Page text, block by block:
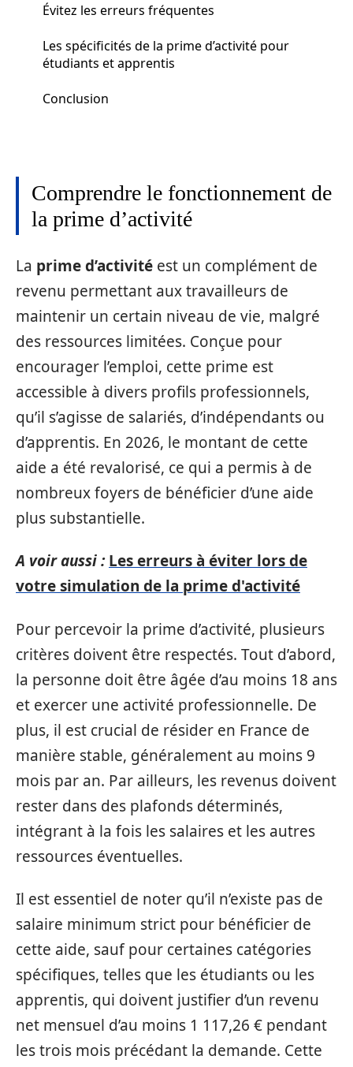
Évitez les erreurs fréquentes
Les spécificités de la prime d’activité pour
étudiants et apprentis
Conclusion
Comprendre le fonctionnement de
la prime d’activité
La prime d’activité est un complément de
revenu permettant aux travailleurs de
maintenir un certain niveau de vie, malgré
des ressources limitées. Conçue pour
encourager l’emploi, cette prime est
accessible à divers profils professionnels,
qu’il s’agisse de salariés, d’indépendants ou
d’apprentis. En 2026, le montant de cette
aide a été revalorisé, ce qui a permis à de
nombreux foyers de bénéficier d’une aide
plus substantielle.
A voir aussi : Les erreurs à éviter lors de
votre simulation de la prime d'activité
Pour percevoir la prime d’activité, plusieurs
critères doivent être respectés. Tout d’abord,
la personne doit être âgée d’au moins 18 ans
et exercer une activité professionnelle. De
plus, il est crucial de résider en France de
manière stable, généralement au moins 9
mois par an. Par ailleurs, les revenus doivent
rester dans des plafonds déterminés,
intégrant à la fois les salaires et les autres
ressources éventuelles.
Il est essentiel de noter qu’il n’existe pas de
salaire minimum strict pour bénéficier de
cette aide, sauf pour certaines catégories
spécifiques, telles que les étudiants ou les
apprentis, qui doivent justifier d’un revenu
net mensuel d’au moins 1 117,26 € pendant
les trois mois précédant la demande. Cette